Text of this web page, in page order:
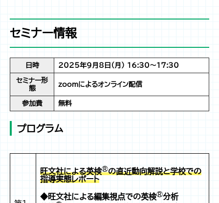
セミナー情報
日時 2025年9月8日（月） 16:30～17:30
セミナー形
態
zoomによるオンライン配信
参加費 無料
プログラム
旺文社による英検®の直近動向解説と学校での
指導実態レポート
◆旺文社による編集視点での英検®分析